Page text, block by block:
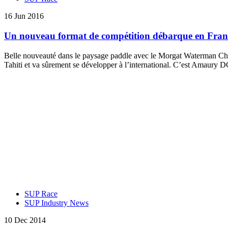
16 Jun 2016
Un nouveau format de compétition débarque en
Belle nouveauté dans le paysage paddle avec le Morgat Waterman
Tahiti et va sûrement se développer à l’international. C’est
SUP Race
SUP Industry News
10 Dec 2014